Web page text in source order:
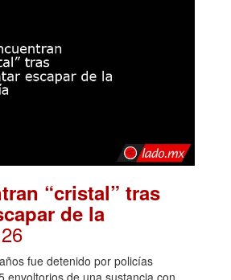
“cristal” tras
de la
fue detenido por policías
envoltorios de una sustancia con